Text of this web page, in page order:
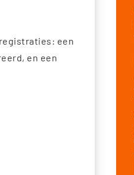
een
en een